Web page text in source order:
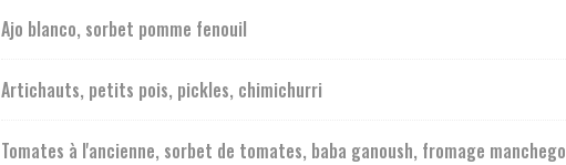
Ajo blanco, sorbet pomme fenouil
Artichauts, petits pois, pickles, chimichurri
Tomates à l'ancienne, sorbet de tomates, baba ganoush, fromage manchego